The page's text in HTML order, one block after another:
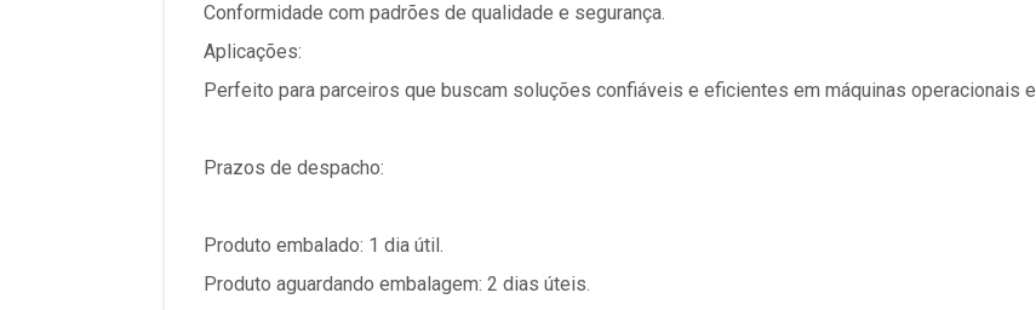
Conformidade com padrões de qualidade e segurança.
Aplicações:
Perfeito para parceiros que buscam soluções confiáveis e eficientes em máquinas operacionais
Prazos de despacho:
Produto embalado: 1 dia útil.
Produto aguardando embalagem: 2 dias úteis.